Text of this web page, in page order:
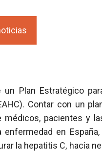
Plan Estratégico
Contar con un
pacientes y
en
la hepatitis C, hacía